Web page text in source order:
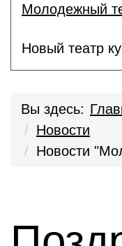
Молодежный
Новый театр
Вы здесь:
Новости
Новости